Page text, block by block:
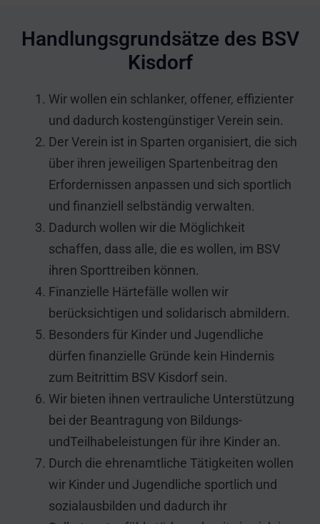
Handlungsgrundsätze des BSV
Kisdorf
Wir wollen ein schlanker, offener, effizienter
und dadurch kostengünstiger Verein sein.
Der Verein ist in Sparten organisiert, die sich
über ihren jeweiligen Spartenbeitrag den
Erfordernissen anpassen und sich sportlich
und finanziell selbständig verwalten.
Dadurch wollen wir die Möglichkeit
schaffen, dass alle, die es wollen, im BSV
ihren Sporttreiben können.
Finanzielle Härtefälle wollen wir
berücksichtigen und solidarisch abmildern.
Besonders für Kinder und Jugendliche
dürfen finanzielle Gründe kein Hindernis
zum Beitrittim BSV Kisdorf sein.
Wir bieten ihnen vertrauliche Unterstützung
bei der Beantragung von Bildungs-
undTeilhabeleistungen für ihre Kinder an.
Durch die ehrenamtliche Tätigkeiten wollen
wir Kinder und Jugendliche sportlich und
sozialausbilden und dadurch ihr